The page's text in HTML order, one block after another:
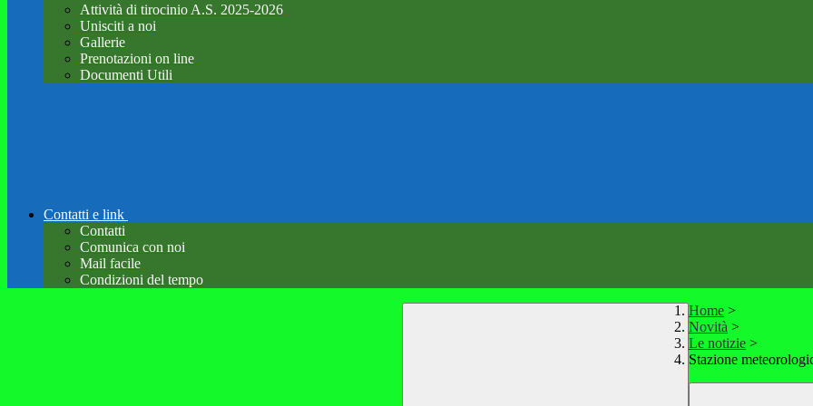
Attività di tirocinio A.S. 2025-2026
Unisciti a noi
Gallerie
Prenotazioni on line
Documenti Utili
Contatti e link
Contatti
Comunica con noi
Mail facile
Condizioni del tempo
Home >
Novità >
Le notizie >
Stazione